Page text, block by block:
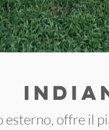
esterno, offre il